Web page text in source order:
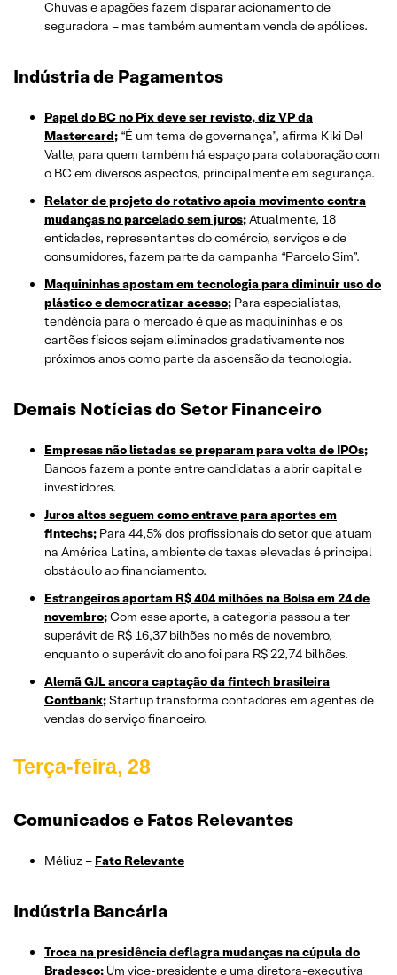
Chuvas e apagões fazem disparar acionamento de
seguradora – mas também aumentam venda de apólices.
Indústria de Pagamentos
Papel do BC no Pix deve ser revisto, diz VP da
Mastercard; “É um tema de governança”, afirma Kiki Del
Valle, para quem também há espaço para colaboração com
o BC em diversos aspectos, principalmente em segurança.
Relator de projeto do rotativo apoia movimento contra
mudanças no parcelado sem juros;Atualmente, 18
entidades, representantes do comércio, serviços e de
consumidores, fazem parte da campanha “Parcelo Sim”.
Maquininhas apostam em tecnologia para diminuir uso do
plástico e democratizar acesso; Para especialistas,
tendência para o mercado é que as maquininhas e os
cartões físicos sejam eliminados gradativamente nos
próximos anos como parte da ascensão da tecnologia.
Demais Notícias do Setor Financeiro
Empresas não listadas se preparam para volta de IPOs;
Bancos fazem a ponte entre candidatas a abrir capital e
investidores.
Juros altos seguem como entrave para aportes em
fintechs; Para 44,5% dos profissionais do setor que atuam
na América Latina, ambiente de taxas elevadas é principal
obstáculo ao financiamento.
Estrangeiros aportam R$ 404 milhões na Bolsa em 24 de
novembro;Com esse aporte, a categoria passou a ter
superávit de R$ 16,37 bilhões no mês de novembro,
enquanto o superávit do ano foi para R$ 22,74 bilhões.
Alemã GJL ancora captação da fintech brasileira
Contbank;Startup transforma contadores em agentes de
vendas do serviço financeiro.
Terça-feira, 28
Comunicados e Fatos Relevantes
Méliuz – Fato Relevante
Indústria Bancária
Troca na presidência deflagra mudanças na cúpula do
Bradesco; Um vice-presidente e uma diretora-executiva